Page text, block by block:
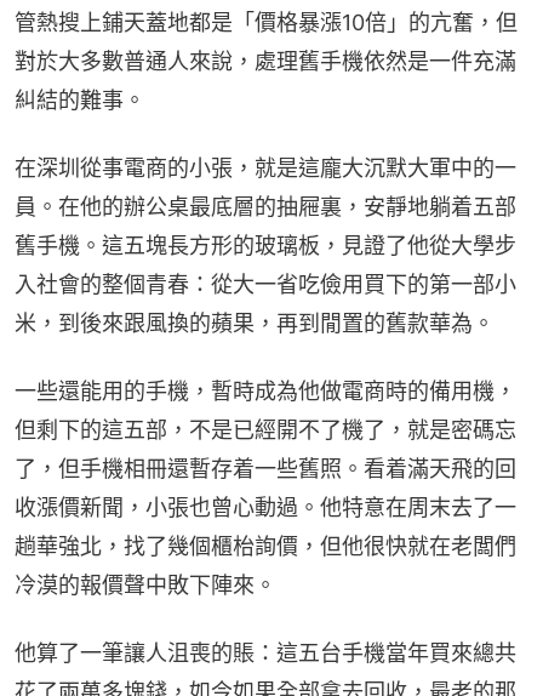
管熱搜上鋪天蓋地都是「價格暴漲10倍」的亢奮，但
對於大多數普通人來說，處理舊手機依然是一件充滿
糾結的難事。
在深圳從事電商的小張，就是這龐大沉默大軍中的一
員。在他的辦公桌最底層的抽屜裏，安靜地躺着五部
舊手機。這五塊長方形的玻璃板，見證了他從大學步
入社會的整個青春：從大一省吃儉用買下的第一部小
米，到後來跟風換的蘋果，再到閒置的舊款華為。
一些還能用的手機，暫時成為他做電商時的備用機，
但剩下的這五部，不是已經開不了機了，就是密碼忘
了，但手機相冊還暫存着一些舊照。看着滿天飛的回
收漲價新聞，小張也曾心動過。他特意在周末去了一
趟華強北，找了幾個櫃枱詢價，但他很快就在老闆們
冷漠的報價聲中敗下陣來。
他算了一筆讓人沮喪的賬：這五台手機當年買來總共